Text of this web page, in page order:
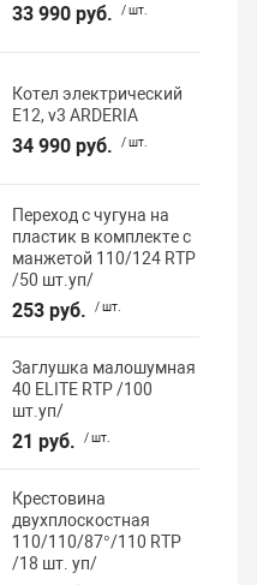
33 990 руб. / шт.
Котел электрический
E12, v3 ARDERIA
34 990 руб. / шт.
Переход с чугуна на
пластик в комплекте с
манжетой 110/124 RTP
/50 шт.уп/
253 руб. / шт.
Заглушка малошумная
40 ELITE RTP /100
шт.уп/
21 руб. / шт.
Крестовина
двухплоскостная
110/110/87°/110 RTP
/18 шт. уп/